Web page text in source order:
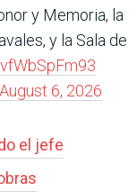
y Memoria, la
y la Sala de
August 6, 2026
el jefe